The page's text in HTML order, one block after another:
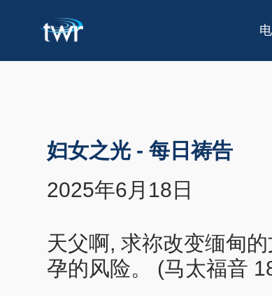
妇女之光 - 每日祷告
2025年6月18日
天父啊, 求祢改变缅甸
孕的风险。 (马太福音